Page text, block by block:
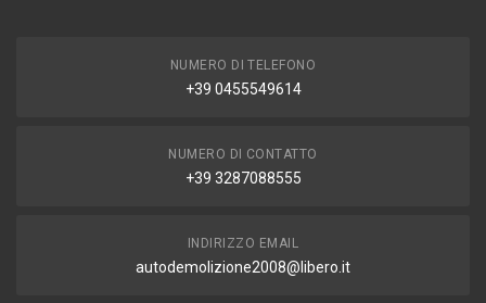
NUMERO DI TELEFONO
+39 0455549614
NUMERO DI CONTATTO
+39 3287088555
INDIRIZZO EMAIL
autodemolizione2008@libero.it